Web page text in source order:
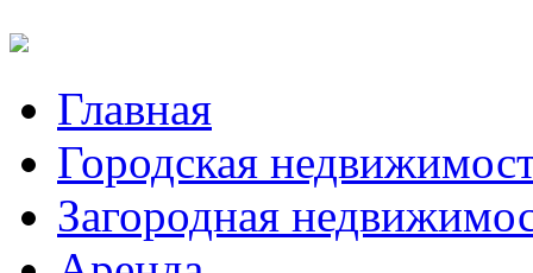
Главная
Городская
Загородная